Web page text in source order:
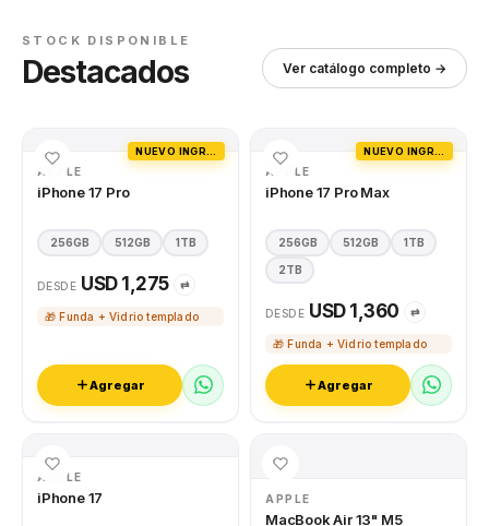
STOCK DISPONIBLE
Destacados Ver catálogo completo →
APPLE
iPhone 17 Pro
256GB 512GB 1TB
DESDE USD 1,275 ⇄
🎁 Funda + Vidrio templado
Agregar
APPLE
iPhone 17 Pro Max
256GB 512GB 1TB
2TB
DESDE USD 1,360 ⇄
🎁 Funda + Vidrio templado
Agregar
APPLE
iPhone 17 APPLE
MacBook Air 13" M5